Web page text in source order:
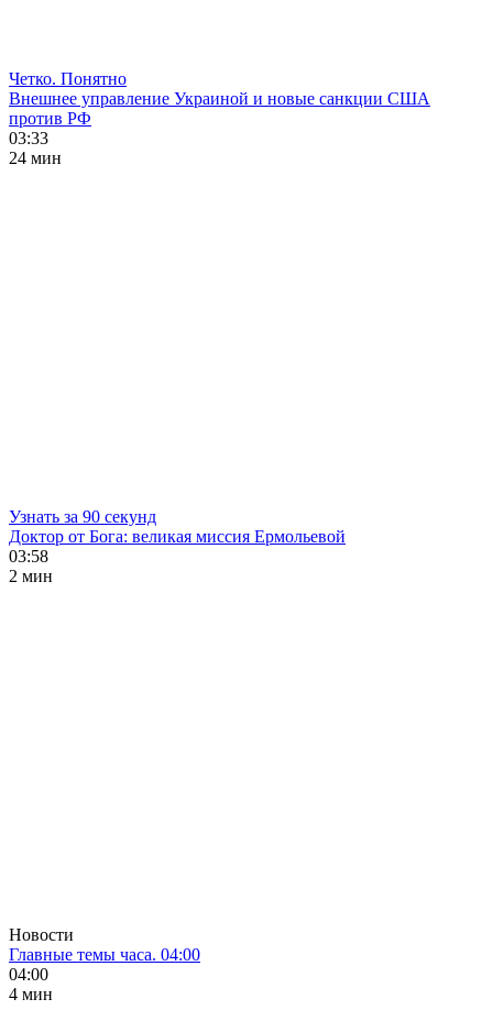
Четко. Понятно
Внешнее управление Украиной и новые санкции США
против РФ
03:33
24 мин
Узнать за 90 секунд
Доктор от Бога: великая миссия Ермольевой
03:58
2 мин
Новости
Главные темы часа. 04:00
04:00
4 мин